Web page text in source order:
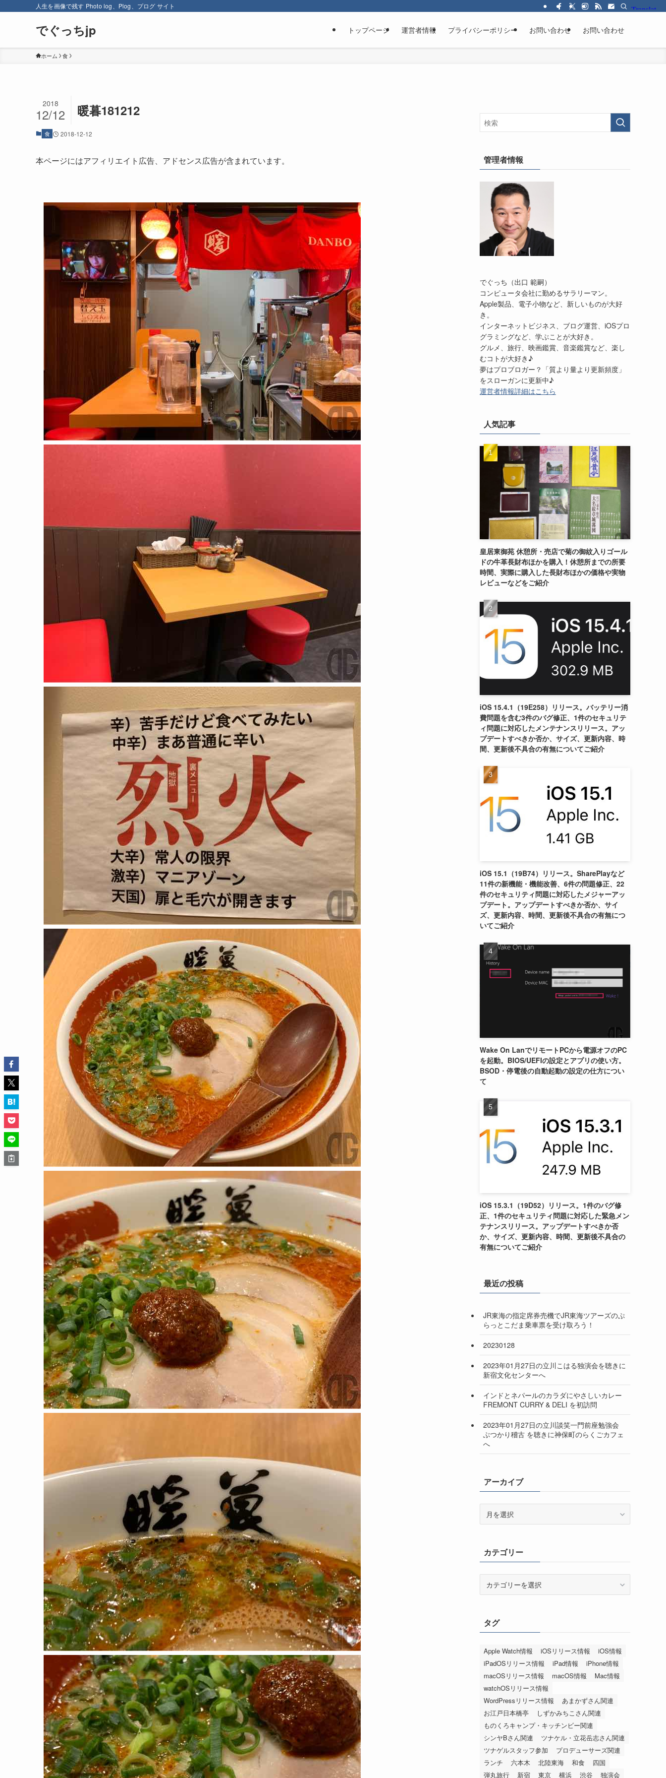
人生を画像で残す Photo log、Plog、プログ サイト
でぐっちjp トップページ 運営者情報 プライバシーポリシー お問い合わせ お問い合わせ
ホーム 食
暖暮181212
2018
12/12
食 2018-12-12
本ページにはアフィリエイト広告、アドセンス広告が含まれています。 管理者情報
でぐっち（出口 範嗣）
コンピュータ会社に勤めるサラリーマン。
Apple製品、電子小物など、新しいものが大好
き。
インターネットビジネス、ブログ運営、iOSプロ
グラミングなど、学ぶことが大好き。
グルメ、旅行、映画鑑賞、音楽鑑賞など、楽し
むコトが大好き♪
夢はプロブロガー？「質より量より更新頻度」
をスローガンに更新中♪
運営者情報詳細はこちら
人気記事
皇居東御苑 休憩所・売店で菊の御紋入りゴール
ドの牛革長財布ほかを購入！休憩所までの所要
時間、実際に購入した長財布ほかの価格や実物
レビューなどをご紹介
iOS 15.4.1（19E258）リリース。バッテリー消
費問題を含む3件のバグ修正、1件のセキュリテ
ィ問題に対応したメンテナンスリリース。アッ
プデートすべきか否か、サイズ、更新内容、時
間、更新後不具合の有無についてご紹介
iOS 15.1（19B74）リリース。SharePlayなど
11件の新機能・機能改善、6件の問題修正、22
件のセキュリティ問題に対応したメジャーアッ
プデート。アップデートすべきか否か、サイ
ズ、更新内容、時間、更新後不具合の有無につ
いてご紹介
Wake On LanでリモートPCから電源オフのPC
を起動。BIOS/UEFIの設定とアプリの使い方。
BSOD・停電後の自動起動の設定の仕方につい
て
iOS 15.3.1（19D52）リリース。1件のバグ修
正、1件のセキュリティ問題に対応した緊急メン
テナンスリリース。アップデートすべきか否
か、サイズ、更新内容、時間、更新後不具合の
有無についてご紹介
最近の投稿
JR東海の指定席券売機でJR東海ツアーズのぷ
らっとこだま乗車票を受け取ろう！
20230128
2023年01月27日の立川こはる独演会を聴きに
新宿文化センターへ
インドとネパールのカラダにやさしいカレー
FREMONT CURRY & DELI を初訪問
2023年01月27日の立川談笑一門前座勉強会
ぶつかり稽古 を聴きに神保町のらくごカフェ
へ
アーカイブ
ブカテゴリー
ータグ
Apple Watch情報 iOSリリース情報
iOS情報
iPadOSリリース情報
iPad情報
iPhone情報
macOSリリース情報
macOS情報
Mac情報
watchOSリリース情報
WordPressリリース情報
あまかずさん関連
お江戸日本橋亭
しずかみちこさん関連
ものくろキャンプ・キッチンビー関連
シンヤBさん関連
ツナケル・立花岳志さん関連
ツナゲルスタッフ参加
プロデューサーズ関連
ランチ
六本木 北陸東海 和食
四国
弾丸旅行
新宿 東京 横浜 渋谷 独演会